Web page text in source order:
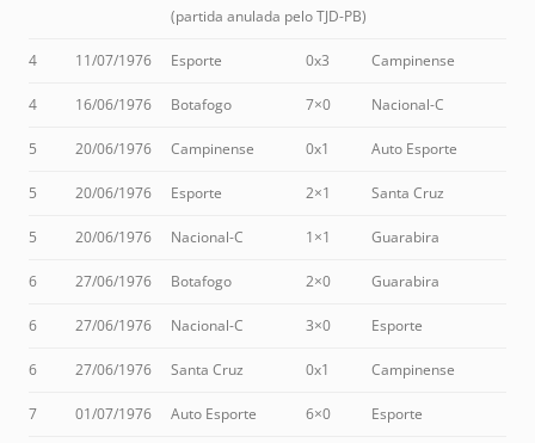
(partida anulada pelo TJD-PB)
4 11/07/1976 Esporte 0x3 Campinense
4 16/06/1976 Botafogo 7×0 Nacional-C
5 20/06/1976 Campinense 0x1 Auto Esporte
5 20/06/1976 Esporte 2×1 Santa Cruz
5 20/06/1976 Nacional-C 1×1 Guarabira
6 27/06/1976 Botafogo 2×0 Guarabira
6 27/06/1976 Nacional-C 3×0 Esporte
6 27/06/1976 Santa Cruz 0x1 Campinense
7 01/07/1976 Auto Esporte 6×0 Esporte